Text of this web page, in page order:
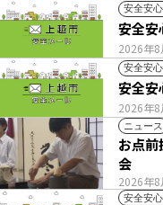
安全安
2026年8
安全安
安全安
2026年8
安全安
ニュース
2026年8
お点前
会
安全安